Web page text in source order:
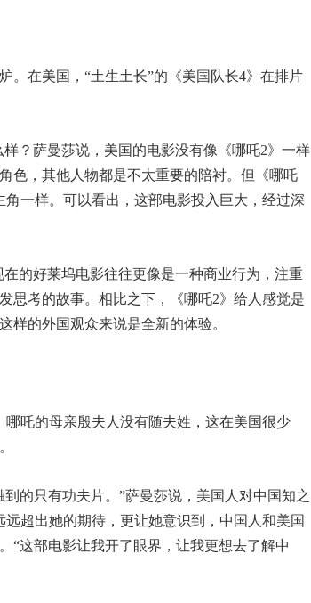
在美国，“土生土长”的《美国队长4》在排片
？萨曼莎说，美国的电影没有像《哪吒2》一样
色，其他人物都是不太重要的陪衬。但《哪吒
一样。可以看出，这部电影投入巨大，经过深
的好莱坞电影往往更像是一种商业行为，注重
思考的故事。相比之下，《哪吒2》给人感觉是
样的外国观众来说是全新的体验。
吒的母亲殷夫人没有随夫姓，这在美国很少
只有功夫片。”萨曼莎说，美国人对中国知之
超出她的期待，更让她意识到，中国人和美国
这部电影让我开了眼界，让我更想去了解中